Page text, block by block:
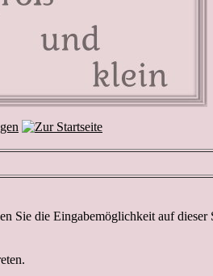
Sie die Eingabemöglichkeit auf dieser